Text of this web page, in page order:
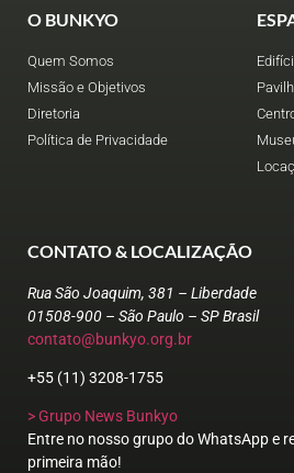
O BUNKYO
Quem Somos
Missão e Objetivos
Diretoria
Política de Privacidade
CONTATO & LOCALIZAÇÃO
Rua São Joaquim, 381 – Liberdade
01508-900 – São Paulo – SP Brasil
contato@bunkyo.org.br
+55 (11) 3208-1755
> Grupo News Bunkyo
Entre no nosso grupo do WhatsApp e
primeira mão!